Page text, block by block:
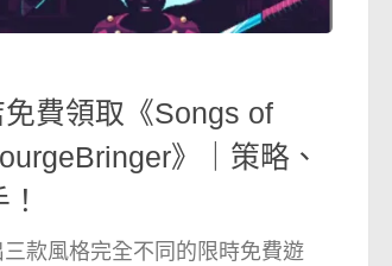
免費領取《Songs of
》｜策略、
款風格完全不同的限時免費遊